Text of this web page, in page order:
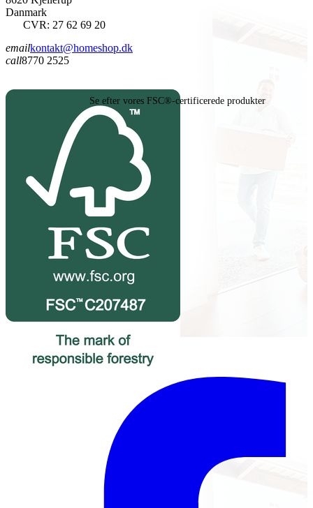
Danmark
CVR: 27 62 69 20
emailkontakt@homeshop.dk
call8770 2525
Se efter vores FSC®-certificerede produkter